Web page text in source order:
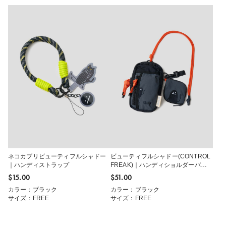
ネコカブリビューティフルシャドー
｜ハンディストラップ
$‌15.00
カラー：ブラック
サイズ：FREE
ビューティフルシャドー(CONTROL
FREAK)｜ハンディショルダーバッ
グ
$‌51.00
カラー：ブラック
サイズ：FREE